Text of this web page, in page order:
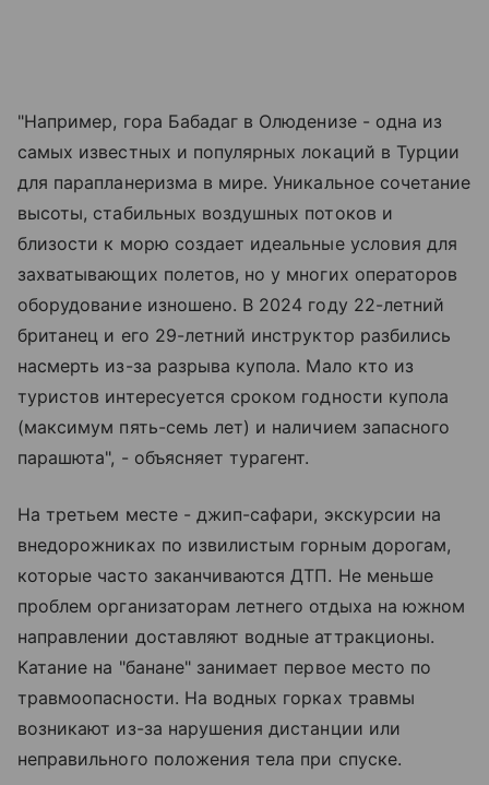
"Например, гора Бабадаг в Олюденизе - одна из
самых известных и популярных локаций в Турции
для парапланеризма в мире. Уникальное сочетание
высоты, стабильных воздушных потоков и
близости к морю создает идеальные условия для
захватывающих полетов, но у многих операторов
оборудование изношено. В 2024 году 22-летний
британец и его 29-летний инструктор разбились
насмерть из-за разрыва купола. Мало кто из
туристов интересуется сроком годности купола
(максимум пять-семь лет) и наличием запасного
парашюта", - объясняет турагент.
На третьем месте - джип-сафари, экскурсии на
внедорожниках по извилистым горным дорогам,
которые часто заканчиваются ДТП. Не меньше
проблем организаторам летнего отдыха на южном
направлении доставляют водные аттракционы.
Катание на "банане" занимает первое место по
травмоопасности. На водных горках травмы
возникают из-за нарушения дистанции или
неправильного положения тела при спуске.